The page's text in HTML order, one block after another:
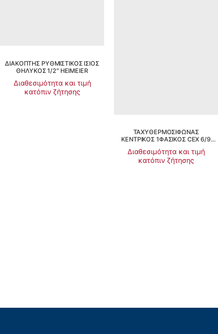
ΔΙΑΚΟΠΤΗΣ ΡΥΘΜΙΣΤΙΚΟΣ ΙΣΙΟΣ
ΘΗΛΥΚΟΣ 1/2″ HEIMEIER
Διαθεσιμότητα και τιμή
κατόπιν ζήτησης
ΤΑΧΥΘΕΡΜΟΣΙΦΩΝΑΣ
ΚΕΝΤΡΙΚΟΣ 1ΦΑΣΙΚΟΣ CEX 6/9
Διαθεσιμότητα και τιμή
κατόπιν ζήτησης